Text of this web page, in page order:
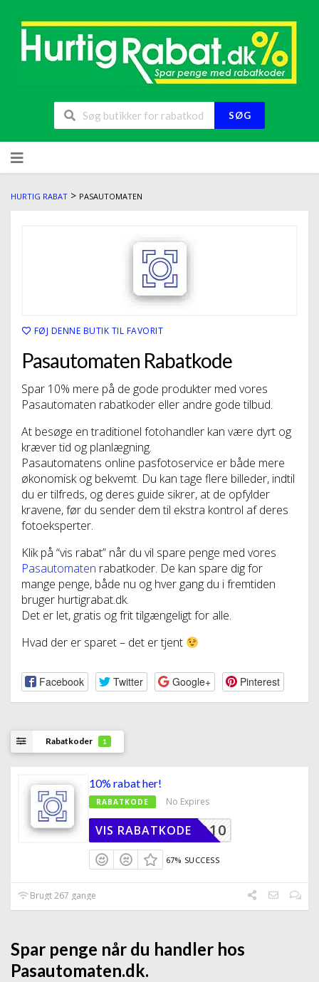
SØG
HURTIG RABAT > PASAUTOMATEN
FØJ DENNE BUTIK TIL FAVORIT
Pasautomaten Rabatkode
Spar 10% mere på de gode produkter med vores
Pasautomaten rabatkoder eller andre gode tilbud.
At besøge en traditionel fotohandler kan være dyrt og
kræver tid og planlægning.
Pasautomatens online pasfotoservice er både mere
økonomisk og bekvemt. Du kan tage flere billeder, indtil
du er tilfreds, og deres guide sikrer, at de opfylder
kravene, før du sender dem til ekstra kontrol af deres
fotoeksperter.
Klik på “vis rabat” når du vil spare penge med vores
Pasautomaten rabatkoder. De kan spare dig for
mange penge, både nu og hver gang du i fremtiden
bruger hurtigrabat.dk.
Det er let, gratis og frit tilgængeligt for alle.
Hvad der er sparet – det er tjent
Facebook Twitter Google+ Pinterest
Rabatkoder 1
10% rabat her!
RABATKODE No Expires
ASFOTO10
VIS RABATKODE
67% SUCCESS
Brugt 267 gange
Spar penge når du handler hos
Pasautomaten.dk.